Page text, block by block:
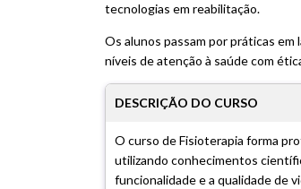
tecnologias em reabilitação.
Os alunos passam por práticas
níveis de atenção à saúde com
DESCRIÇÃO DO CURSO
O curso de Fisioterapia forma
utilizando conhecimentos
funcionalidade e a qualidade de